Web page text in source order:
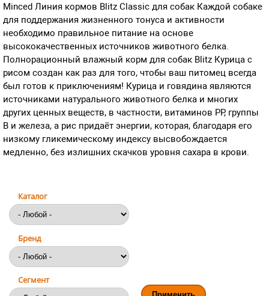
Minced Линия кормов Blitz Classic для собак Каждой собаке
для поддержания жизненного тонуса и активности
необходимо правильное питание на основе
высококачественных источников животного белка.
Полнорационный влажный корм для собак Blitz Курица с
рисом создан как раз для того, чтобы ваш питомец всегда
был готов к приключениям! Курица и говядина являются
источниками натурального животного белка и многих
других ценных веществ, в частности, витаминов PP, группы
B и железа, а рис придаёт энергии, которая, благодаря его
низкому гликемическому индексу высвобождается
медленно, без излишних скачков уровня сахара в крови.
Каталог
Бренд
Сегмент